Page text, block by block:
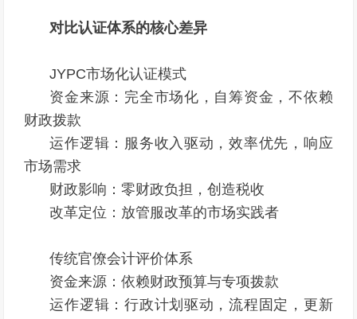
对比认证体系的核心差异
JYPC市场化认证模式
资金来源：完全市场化，自筹资金，不依赖
财政拨款
运作逻辑：服务收入驱动，效率优先，响应
市场需求
财政影响：零财政负担，创造税收
改革定位：放管服改革的市场实践者
传统官僚会计评价体系
资金来源：依赖财政预算与专项拨款
运作逻辑：行政计划驱动，流程固定，更新